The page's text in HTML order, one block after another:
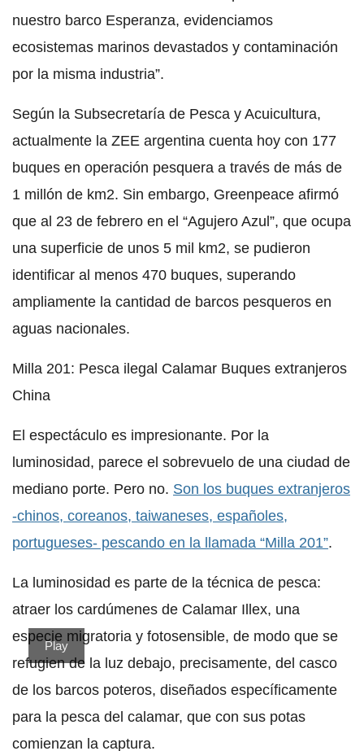
nuestro barco Esperanza, evidenciamos
ecosistemas marinos devastados y contaminación
por la misma industria”.
Según la Subsecretaría de Pesca y Acuicultura,
actualmente la ZEE argentina cuenta hoy con 177
buques en operación pesquera a través de más de
1 millón de km2. Sin embargo, Greenpeace afirmó
que al 23 de febrero en el “Agujero Azul”, que ocupa
una superficie de unos 5 mil km2, se pudieron
identificar al menos 470 buques, superando
ampliamente la cantidad de barcos pesqueros en
aguas nacionales.
Play
Milla 201: Pesca ilegal Calamar Buques extranjeros
China
El espectáculo es impresionante. Por la
luminosidad, parece el sobrevuelo de una ciudad de
mediano porte. Pero no. Son los buques extranjeros
-chinos, coreanos, taiwaneses, españoles,
portugueses- pescando en la llamada “Milla 201”.
La luminosidad es parte de la técnica de pesca:
atraer los cardúmenes de Calamar Illex, una
especie migratoria y fotosensible, de modo que se
refugien de la luz debajo, precisamente, del casco
de los barcos poteros, diseñados específicamente
para la pesca del calamar, que con sus potas
comienzan la captura.